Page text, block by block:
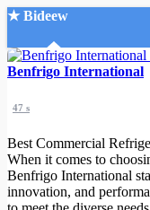
★ Bideew
Accueil
Benfrigo International
47 s
Best Commercial
When it comes to
Benfrigo International
innovation, and